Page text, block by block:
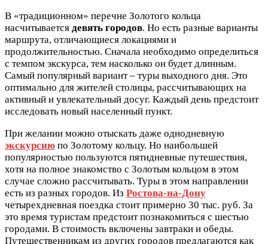
В «традиционном» перечне Золотого кольца
насчитывается девять городов. Но есть разные варианты
маршрута, отличающиеся локациями и
продолжительностью. Сначала необходимо определиться
с темпом экскурса, тем насколько он будет длинным.
Самый популярный вариант – туры выходного дня. Это
оптимально для жителей столицы, рассчитывающих на
активный и увлекательный досуг. Каждый день предстоит
исследовать новый населенный пункт.
При желании можно отыскать даже однодневную
экскурсию по Золотому кольцу. Но наибольшей
популярностью пользуются пятидневные путешествия,
хотя на полное знакомство с Золотым кольцом в этом
случае сложно рассчитывать. Туры в этом направлении
есть из разных городов. Из Ростова-на-Дону
четырехдневная поездка стоит примерно 30 тыс. руб. За
это время туристам предстоит познакомиться с шестью
городами. В стоимость включены завтраки и обеды.
Путешественникам из других городов предлагаются как